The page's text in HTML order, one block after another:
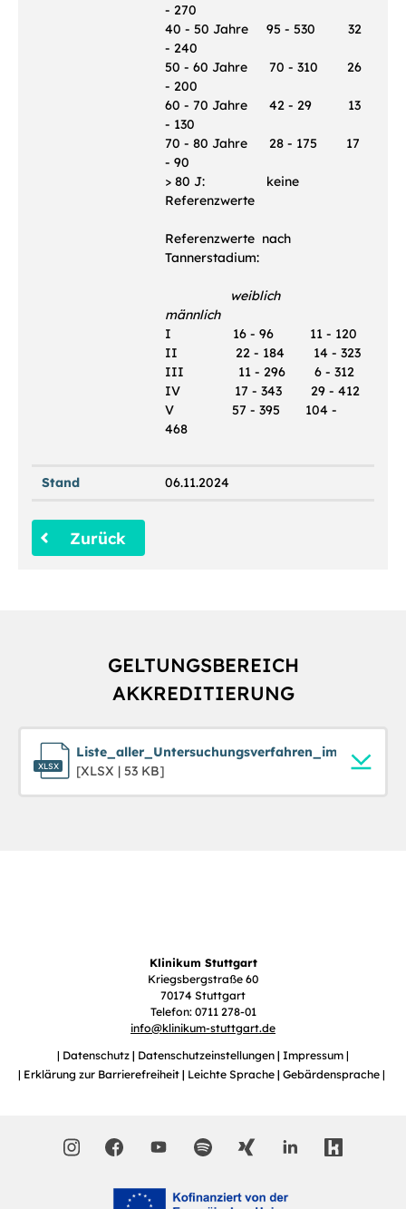
- 270
40 - 50 Jahre 95 - 530 32
- 240
50 - 60 Jahre 70 - 310 26
- 200
60 - 70 Jahre 42 - 29 13
- 130
70 - 80 Jahre 28 - 175 17
- 90
> 80 J: keine
Referenzwerte
Referenzwerte nach
Tannerstadium:
weiblich
männlich
I 16 - 96 11 - 120
II 22 - 184 14 - 323
III 11 - 296 6 - 312
IV 17 - 343 29 - 412
V 57 - 395 104 -
468
Stand 06.11.2024
Zurück
GELTUNGSBEREICH
AKKREDITIERUNG
[XLSX | 53 KB]
Klinikum Stuttgart
Kriegsbergstraße 60
70174 Stuttgart
Telefon: 0711 278-01
info@klinikum-stuttgart.de
Datenschutz
Datenschutzeinstellungen
Impressum
Erklärung zur Barrierefreiheit
Leichte Sprache Gebärdensprache